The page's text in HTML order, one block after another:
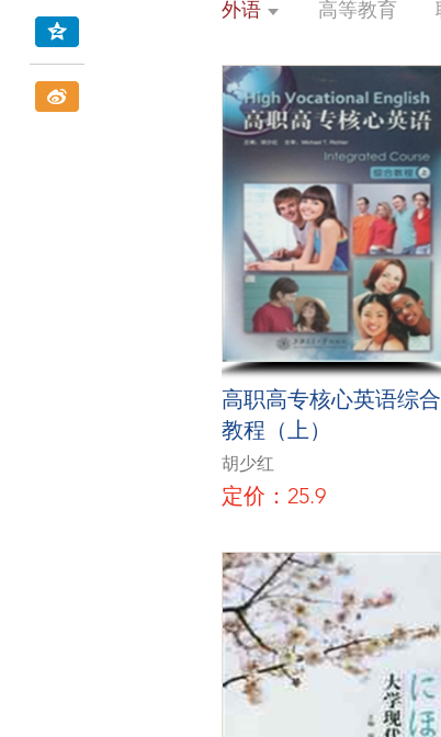
外语 高等教育
高职高专核心英语综合
教程（上）
胡少红
定价：25.9